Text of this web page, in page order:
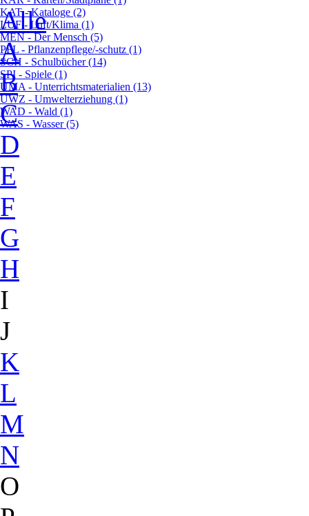
KAT - Kataloge (2)
LUF - Luft/Klima (1)
MEN - Der Mensch (5)
PFL - Pflanzenpflege/-schutz (1)
SCH - Schulbücher (14)
SPI - Spiele (1)
UMA - Unterrichtsmaterialien (13)
UWZ - Umwelterziehung (1)
WAD - Wald (1)
WAS - Wasser (5)
Alle
A
B
C
D
E
F
G
H
I
J
K
L
M
N
O